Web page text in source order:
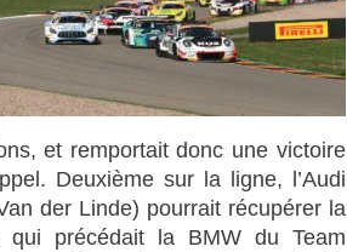
et remportait donc une victoire
Deuxième sur la ligne, l’Audi
der Linde) pourrait récupérer la
qui précédait la BMW du Team